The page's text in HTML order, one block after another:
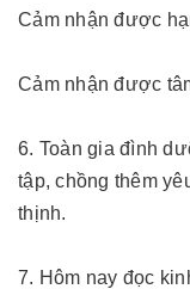
Cảm nhận được
Cảm nhận được
6. Toàn gia đình
tập, chồng thêm
thịnh.
7. Hôm nay đọc